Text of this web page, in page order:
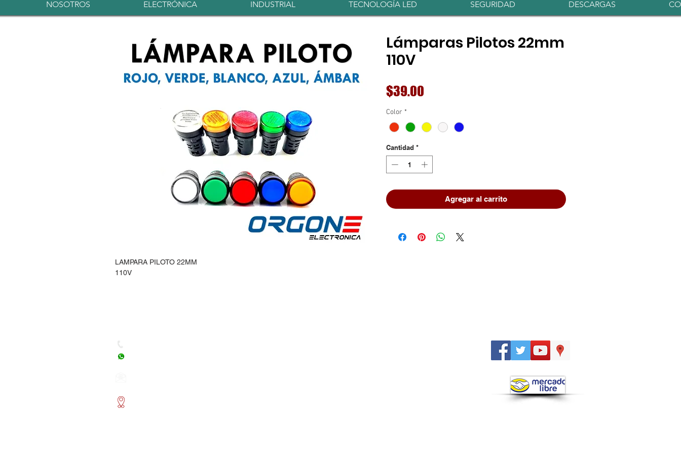
Iniciar sesión
NOSOTROS ELECTRÓNICA INDUSTRIAL TECNOLOGÍA LED SEGURIDAD DESCARGAS
LAMPARA PILOTO 22MM
110V
Lámparas Pilotos 22mm
110V
$39.00
Color *
Cantidad *
Agregar al carrito